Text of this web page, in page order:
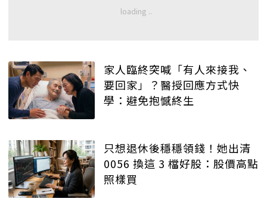
家人臨終突喊「有人來接我、
要回家」？醫授回應方式快
學：避免抱憾終生
只想退休後穩穩領錢！她出清
0056 換這 3 檔好股：股價高點
照樣買